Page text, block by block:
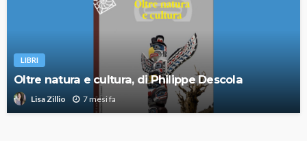
LIBRI
Oltre natura e cultura, di Philippe Descola
Lisa Zillio 7 mesi fa